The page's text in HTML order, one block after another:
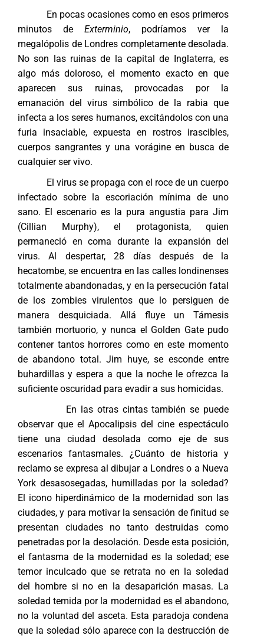
En pocas ocasiones como en esos primeros
minutos de Exterminio, podríamos ver la
megalópolis de Londres completamente desolada.
No son las ruinas de la capital de Inglaterra, es
algo más doloroso, el momento exacto en que
aparecen sus ruinas, provocadas por la
emanación del virus simbólico de la rabia que
infecta a los seres humanos, excitándolos con una
furia insaciable, expuesta en rostros irascibles,
cuerpos sangrantes y una vorágine en busca de
cualquier ser vivo.
El virus se propaga con el roce de un cuerpo
infectado sobre la escoriación mínima de uno
sano. El escenario es la pura angustia para Jim
(Cillian Murphy), el protagonista, quien
permaneció en coma durante la expansión del
virus. Al despertar, 28 días después de la
hecatombe, se encuentra en las calles londinenses
totalmente abandonadas, y en la persecución fatal
de los zombies virulentos que lo persiguen de
manera desquiciada. Allá fluye un Támesis
también mortuorio, y nunca el Golden Gate pudo
contener tantos horrores como en este momento
de abandono total. Jim huye, se esconde entre
buhardillas y espera a que la noche le ofrezca la
suficiente oscuridad para evadir a sus homicidas.
En las otras cintas también se puede
observar que el Apocalipsis del cine espectáculo
tiene una ciudad desolada como eje de sus
escenarios fantasmales. ¿Cuánto de historia y
reclamo se expresa al dibujar a Londres o a Nueva
York desasosegadas, humilladas por la soledad?
El icono hiperdinámico de la modernidad son las
ciudades, y para motivar la sensación de finitud se
presentan ciudades no tanto destruidas como
penetradas por la desolación. Desde esta posición,
el fantasma de la modernidad es la soledad; ese
temor inculcado que se retrata no en la soledad
del hombre si no en la desaparición masas. La
soledad temida por la modernidad es el abandono,
no la voluntad del asceta. Esta paradoja condena
que la soledad sólo aparece con la destrucción de